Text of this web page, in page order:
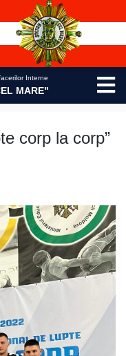
Interne
MARE"
corp la corp”